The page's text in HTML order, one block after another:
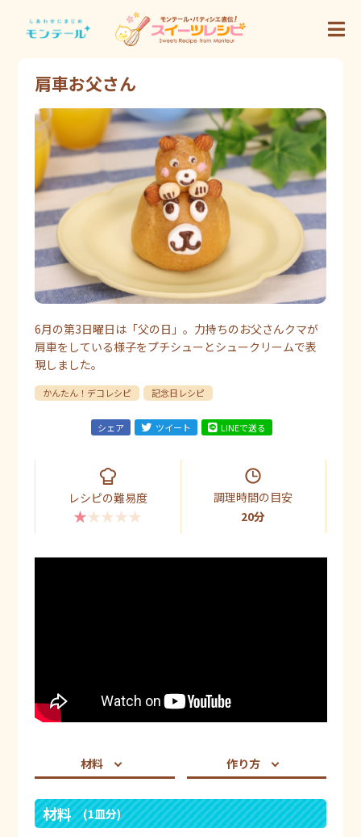
肩車お父さん
6月の第3日曜日は「父の日」。力持ちのお父さんクマが
肩車をしている様子をプチシューとシュークリームで表
現しました。
かんたん！デコレシピ 記念日レシピ
シェア ツイート LINEで送る
レシピの難易度
★★★★★
調理時間の目安
20分
材料 作り方
材料 (1皿分)